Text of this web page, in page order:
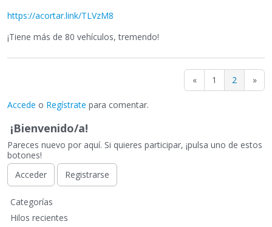
https://acortar.link/TLVzM8
¡Tiene más de 80 vehículos, tremendo!
« 1 2 »
Accede o Regístrate para comentar.
¡Bienvenido/a!
Pareces nuevo por aquí. Si quieres participar, ¡pulsa uno de estos
botones!
Acceder
Registrarse
E
n
Categorías
Hilos recientes